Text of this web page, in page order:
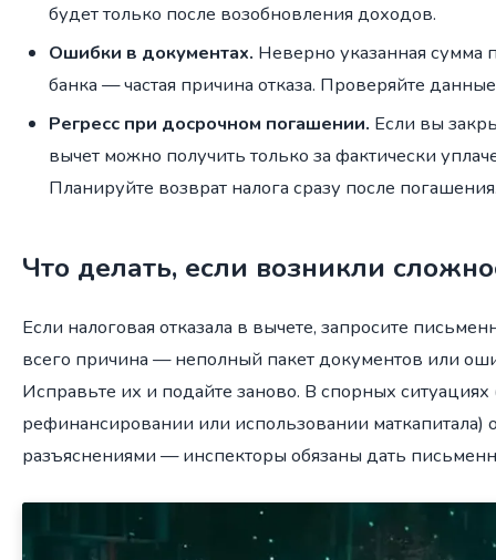
будет только после возобновления доходов.
Ошибки в документах. Неверно указанная сумма
банка — частая причина отказа. Проверяйте
Регресс при досрочном погашении. Если вы
вычет можно получить только за фактически
Планируйте возврат налога сразу после
Что делать, если возникли
Если налоговая отказала в вычете, запросите
всего причина — неполный пакет документов или
Исправьте их и подайте заново. В спорных
рефинансировании или использовании маткапитала)
разъяснениями — инспекторы обязаны дать